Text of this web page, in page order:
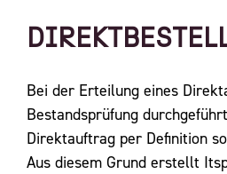
Bei der Erteilung eines
Bestandsprüfung
Direktauftrag per Definition
Aus diesem Grund erstellt